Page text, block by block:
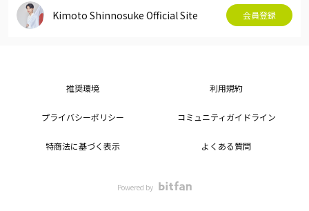
Kimoto Shinnosuke Official Site 会員登録
推奨環境 利用規約
プライバシーポリシー コミュニティガイドライン
特商法に基づく表示 よくある質問
Powered by